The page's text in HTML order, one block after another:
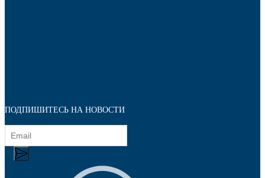
Наконечники
ПОДПИШИТЕСЬ НА НОВОСТИ